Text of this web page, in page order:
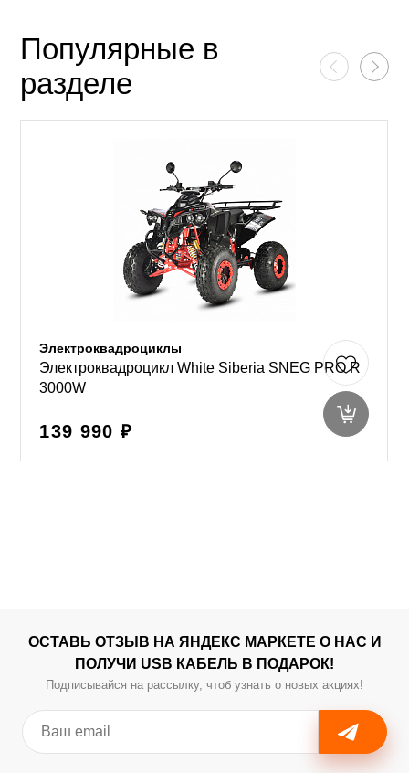
Популярные в
разделе
Электроквадроциклы
Электроквадроцикл White Siberia SNEG PRO R
3000W
139 990 ₽
ОСТАВЬ ОТЗЫВ НА ЯНДЕКС МАРКЕТЕ О НАС И
ПОЛУЧИ USB КАБЕЛЬ В ПОДАРОК!
Подписывайся на рассылку, чтоб узнать о новых акциях!